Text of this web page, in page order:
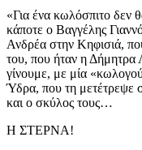
«Για ένα κωλόσπιτο δεν
κάποτε ο Βαγγέλης
Ανδρέα στην Κηφισιά,
του, που ήταν η Δήμητρα
γίνουμε, με μία
Ύδρα, που τη μετέτρεψε
και ο σκύλος τους…
Η ΣΤΕΡΝΑ!